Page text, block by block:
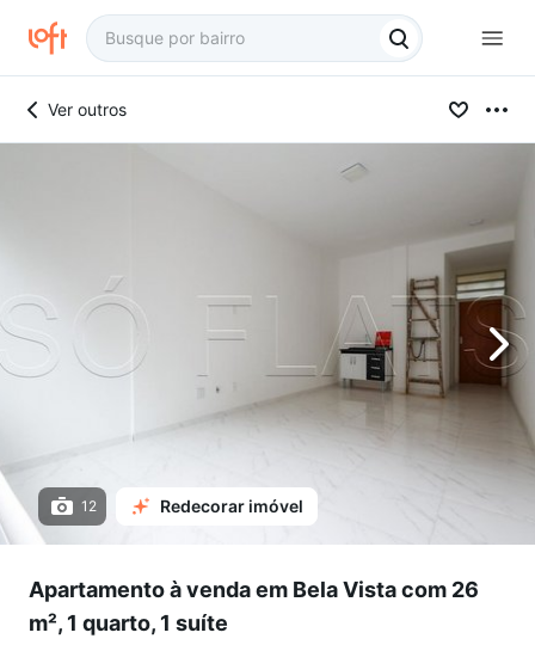
Ver outros
12 Redecorar imóvel
Apartamento à venda em Bela Vista com 26
m², 1 quarto, 1 suíte